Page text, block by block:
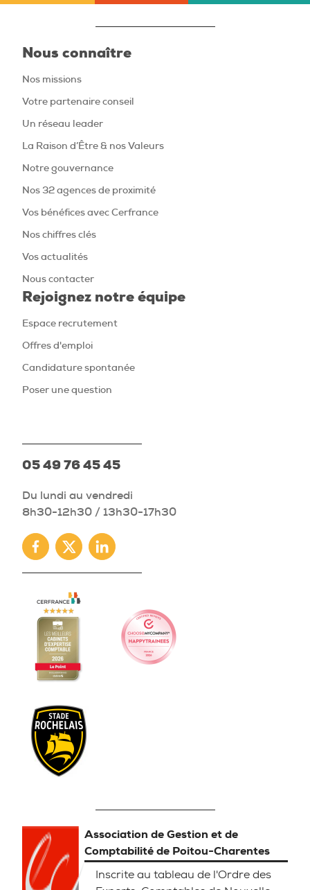
Nous connaître
Nos missions
Votre partenaire conseil
Un réseau leader
La Raison d’Être & nos Valeurs
Notre gouvernance
Nos 32 agences de proximité
Vos bénéfices avec Cerfrance
Nos chiffres clés
Vos actualités
Nous contacter
Rejoignez notre équipe
Espace recrutement
Offres d'emploi
Candidature spontanée
Poser une question
05 49 76 45 45
Du lundi au vendredi
8h30-12h30 / 13h30-17h30
Facebook
TwitterLinkedin
Association de Gestion et de
Comptabilité de Poitou-Charentes
Inscrite au tableau de l'Ordre des